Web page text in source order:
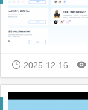
2025-12-16